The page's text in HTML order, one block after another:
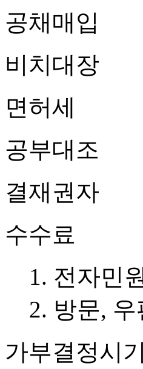
공채매입
비치대장
면허세
공부대조
결재권자
수수료
1. 전자민
2. 방문,
가부결정시기